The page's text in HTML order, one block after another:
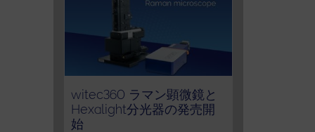
witec360 ラマン顕微鏡と
Hexalight分光器の発売開
始